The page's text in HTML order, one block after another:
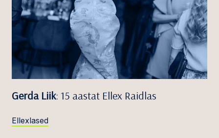
Gerda Liik: 15 aastat Ellex Raidlas
Ellexlased